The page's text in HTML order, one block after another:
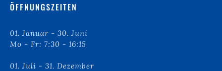
ÖFFNUNGSZEITEN
01. Januar - 30. Juni
Mo - Fr: 7:30 - 16:15
01. Juli - 31. Dezember